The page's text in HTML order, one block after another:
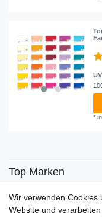
*
Top Marken
Top Themen
Wir verwenden Cookies
Website und